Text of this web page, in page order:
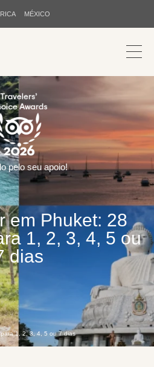
MÉXICO
em Phuket: 28
1, 2, 3, 4, 5 ou
dias
1, 2, 3, 4, 5 ou 7 dias
pelo seu apoio!